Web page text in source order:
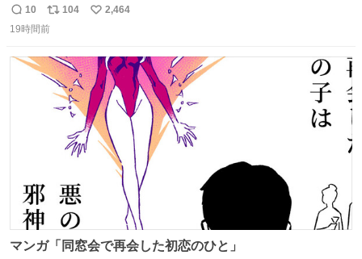
はまりにいくじゃないですか？ 今朝ガーデニングしてる飼
い主の間にはまってきて、最高に可愛かった♥️
返
信
10
リ
ポ
ト
数
104
い
数
2,464
19時間前
マンガ「同窓会で再会した初恋のひと」